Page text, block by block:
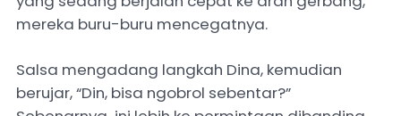
mereka buru-buru mencegatnya.
Salsa mengadang langkah Dina, kemudian
berujar, “Din, bisa ngobrol sebentar?”